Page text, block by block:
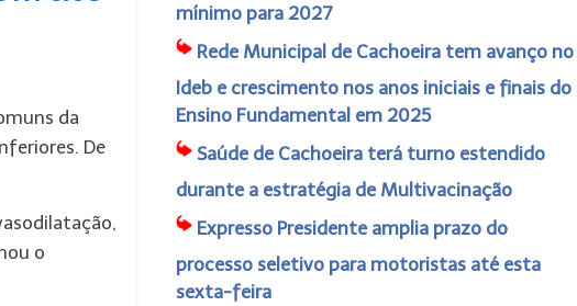
da
De
o
mínimo para 2027
Rede Municipal de Cachoeira tem avanço no
Ideb e crescimento nos anos iniciais e finais do
Ensino Fundamental em 2025
Saúde de Cachoeira terá turno estendido
durante a estratégia de Multivacinação
Expresso Presidente amplia prazo do
processo seletivo para motoristas até esta
sexta-feira